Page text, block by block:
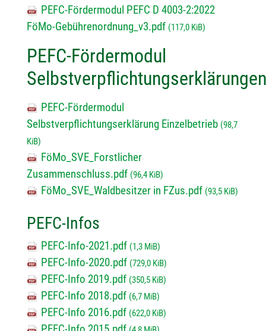
PEFC-Fördermodul PEFC D 4003-2:2022
FöMo-Gebührenordnung_v3.pdf (117,0 KiB)
PEFC-Fördermodul
Selbstverpflichtungserklärungen
PEFC-Fördermodul
Selbstverpflichtungserklärung Einzelbetrieb (98,7
KiB)
FöMo_SVE_Forstlicher
Zusammenschluss.pdf (96,4 KiB)
FöMo_SVE_Waldbesitzer in FZus.pdf (93,5 KiB)
PEFC-Infos
PEFC-Info-2021.pdf (1,3 MiB)
PEFC-Info-2020.pdf (729,0 KiB)
PEFC-Info 2019.pdf (350,5 KiB)
PEFC-Info 2018.pdf (6,7 MiB)
PEFC-Info 2016.pdf (622,0 KiB)